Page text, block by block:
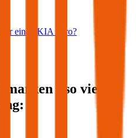
für einen KIA Niro?
- so viel